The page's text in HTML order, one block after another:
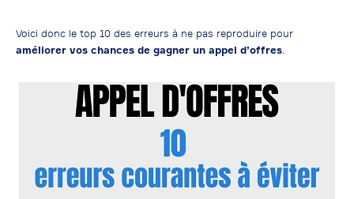
Voici donc le top 10 des erreurs à ne pas reproduire pour
améliorer vos chances de gagner un appel d’offres